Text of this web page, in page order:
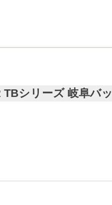
TBシリーズ 岐阜バ